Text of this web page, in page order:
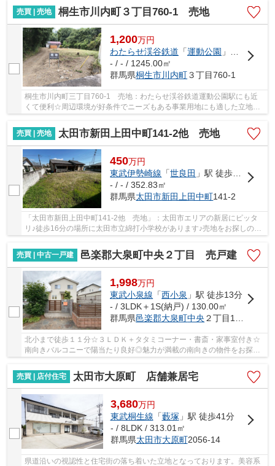
売買 | 売地
桐生市川内町３丁目760-1 売地
1,200万円
わたらせ渓谷鉄道 「運動公園 」駅 徒歩26分
- / - / 1245.00㎡
群馬県桐生市川内町３丁目760-1
桐生市川内町三丁目760-1 売地：わたらせ渓谷鉄道運動公園駅にも近
くて便利☆周辺環境が好条件でニーズもある事業用地にも適した立地で
売買 | 売地
太田市新田上田中町141-2他 売地
450万円
東武伊勢崎線 「世良田 」駅 徒歩51分
- / - / 352.83㎡
群馬県太田市新田上田中町141-2
「太田市新田上田中町141-2他 売地」：太田市エリアの新居にピッタ
リ♪徒歩16分の場所に太田市立綿打小学校があります♪売地をお探しの方
売買 | 中古一戸建
邑楽郡大泉町中央２丁目 売戸建
1,998万円
東武小泉線 「西小泉 」駅 徒歩13分
- / 3LDK＋1S(納戸) / 130.00㎡
群馬県邑楽郡大泉町中央 ２丁目13-5
北小まで徒歩１１分☆３ＬＤＫ＋タタミコーナー・書斎・家事室付き☆
南向きバルコニーで陽当たり良好◎魅力が満載の南向きの物件をお探し
の方、コチラよりご覧ください♪内覧可能ですので...
売買 | 店付住宅
太田市大原町 店舗兼居宅
3,680万円
東武桐生線 「藪塚 」駅 徒歩41分
- / 8LDK / 313.01㎡
群馬県太田市大原町2056-14
県道沿いの視認性と住宅街の落ち着いた立地となっております。美容系